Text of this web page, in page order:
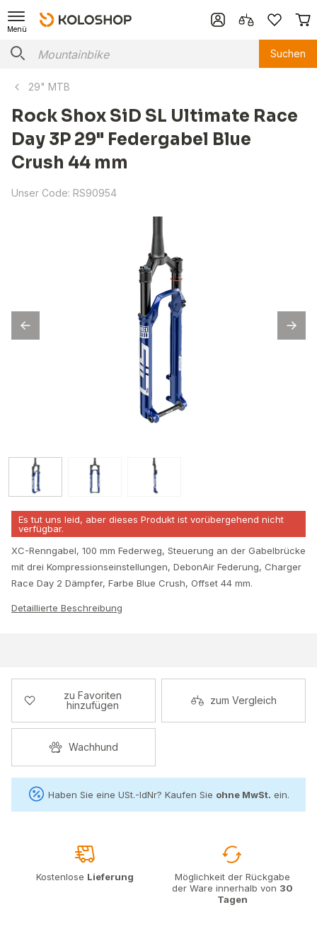
Menü
Suchen
29" MTB
Rock Shox SiD SL Ultimate Race
Day 3P 29" Federgabel Blue
Crush 44 mm
Unser Code: RS90954
Es tut uns leid, aber dieses Produkt ist vorübergehend nicht
verfügbar.
XC-Renngabel, 100 mm Federweg, Steuerung an der Gabelbrücke
mit drei Kompressionseinstellungen, DebonAir Federung, Charger
Race Day 2 Dämpfer, Farbe Blue Crush, Offset 44 mm.
Detaillierte Beschreibung
zu Favoriten
hinzufügen
zum Vergleich
Wachhund
Haben Sie eine USt.-IdNr? Kaufen Sie ohne MwSt. ein.
Kostenlose Lieferung
Möglichkeit der Rückgabe
der Ware innerhalb von 30
Tagen